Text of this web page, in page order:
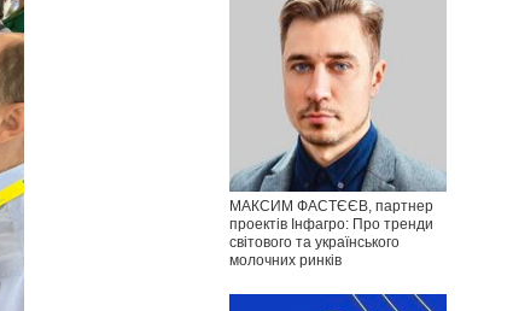
МАКСИМ ФАСТЄЄВ, партнер
проектів Інфагро: Про тренди
світового та українського
молочних ринків